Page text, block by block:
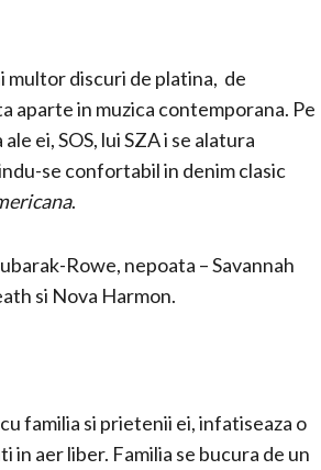
multor discuri de platina, de
aparte in muzica contemporana. Pe
ei, SOS, lui SZA i se alatura
se confortabil in denim clasic
.
Rowe, nepoata – Savannah
si Nova Harmon.
familia si prietenii ei, infatiseaza o
in aer liber. Familia se bucura de un